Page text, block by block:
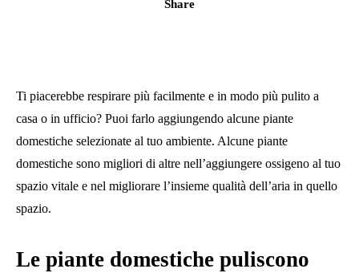
Share
Ti piacerebbe respirare più facilmente e in modo più pulito a
casa o in ufficio? Puoi farlo aggiungendo alcune piante
domestiche selezionate al tuo ambiente. Alcune piante
domestiche sono migliori di altre nell’aggiungere ossigeno al tuo
spazio vitale e nel migliorare l’insieme qualità dell’aria in quello
spazio.
Le piante domestiche puliscono